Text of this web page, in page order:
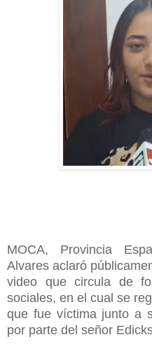
MOCA, Provincia
Alvares aclaró
video que circula de
sociales, en el cual se
que fue víctima junto a
por parte del señor